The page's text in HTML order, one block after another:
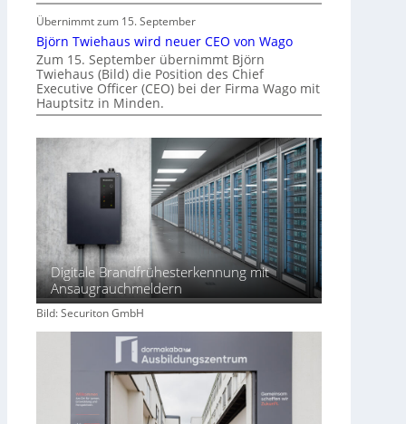
m
m
o
b
i
l
w
s
c
h
t
Übernimmt zum 15. September
Björn Twiehaus wird neuer CEO von Wago
Zum 15. September übernimmt Björn
Twiehaus (Bild) die Position des Chief
Executive Officer (CEO) bei der Firma Wago mit
Hauptsitz in Minden.
Digitale Brandfrühesterkennung mit
Ansaugrauchmeldern
Bild: Securiton GmbH